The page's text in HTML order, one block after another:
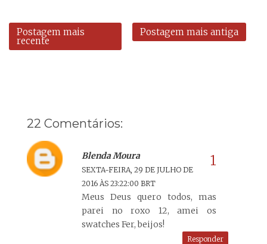
Postagem mais
recente
Postagem mais antiga
22 Comentários:
Blenda Moura
SEXTA-FEIRA, 29 DE JULHO DE
2016 ÀS 23:22:00 BRT
Meus Deus quero todos, mas
parei no roxo 12, amei os
swatches Fer, beijos!
Responder